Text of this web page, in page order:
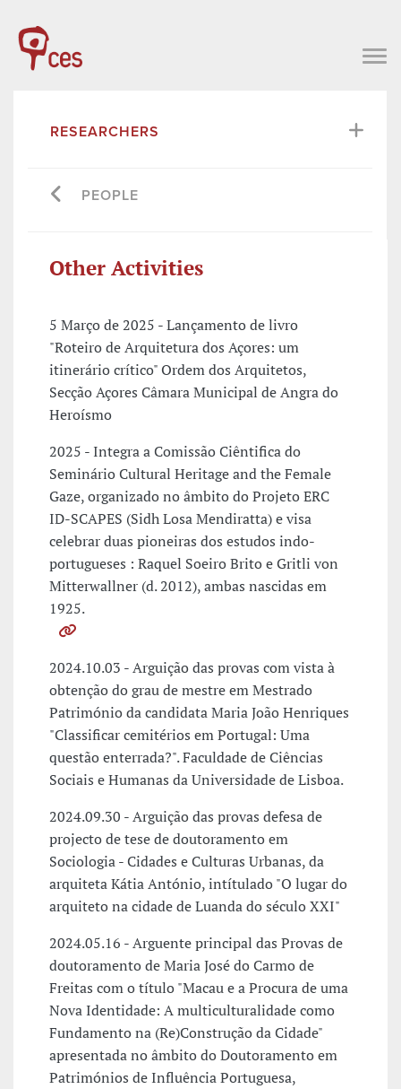
RESEARCHERS
PEOPLE
Other Activities
5 Março de 2025 - Lançamento de livro
"Roteiro de Arquitetura dos Açores: um
itinerário crítico" Ordem dos Arquitetos,
Secção Açores Câmara Municipal de Angra do
Heroísmo
2025 - Integra a Comissão Ciêntifica do
Seminário Cultural Heritage and the Female
Gaze, organizado no âmbito do Projeto ERC
ID-SCAPES (Sidh Losa Mendiratta) e visa
celebrar duas pioneiras dos estudos indo-
portugueses : Raquel Soeiro Brito e Gritli von
Mitterwallner (d. 2012), ambas nascidas em
1925.
2024.10.03 - Arguição das provas com vista à
obtenção do grau de mestre em Mestrado
Património da candidata Maria João Henriques
"Classificar cemitérios em Portugal: Uma
questão enterrada?". Faculdade de Ciências
Sociais e Humanas da Universidade de Lisboa.
2024.09.30 - Arguição das provas defesa de
projecto de tese de doutoramento em
Sociologia - Cidades e Culturas Urbanas, da
arquiteta Kátia António, intítulado "O lugar do
arquiteto na cidade de Luanda do século XXI"
2024.05.16 - Arguente principal das Provas de
doutoramento de Maria José do Carmo de
Freitas com o título "Macau e a Procura de uma
Nova Identidade: A multiculturalidade como
Fundamento na (Re)Construção da Cidade"
apresentada no âmbito do Doutoramento em
Patrimónios de Influência Portuguesa,